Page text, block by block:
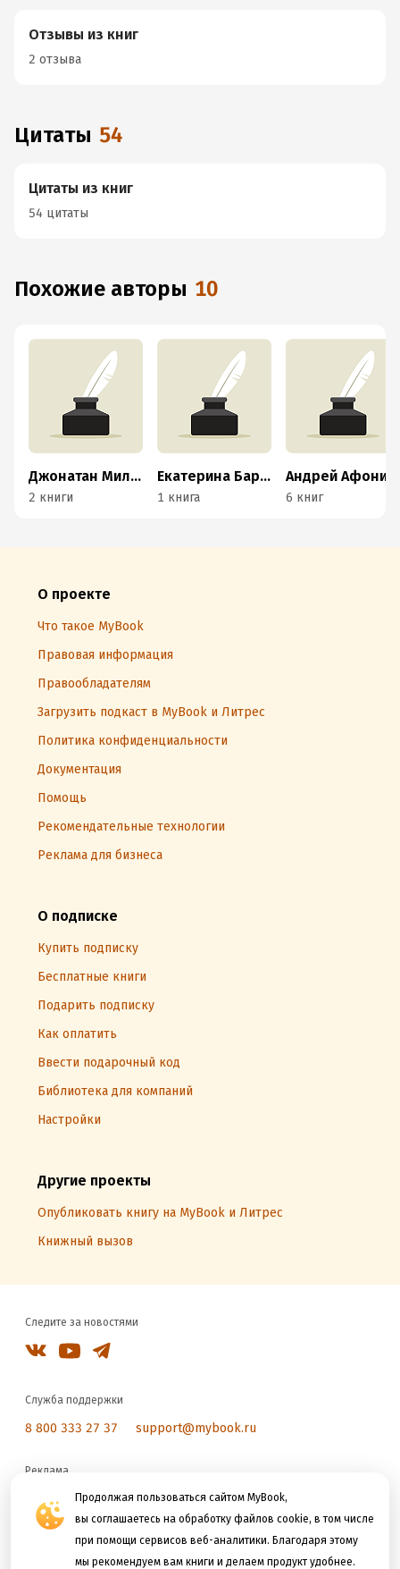
Продолжая пользоваться сайтом MyBook,
вы соглашаетесь на обработку файлов cookie, в том числе
при помощи сервисов веб-аналитики. Благодаря этому
мы рекомендуем вам книги и делаем продукт удобнее.
Отзывы из книг
2 отзыва
Цитаты 54
Цитаты из книг
54 цитаты
Похожие авторы 10
Джонатан Миллер
2 книги
Екатерина Баркова
1 книга
Андрей Афонин
6 книг
О проекте
Что такое MyBook
Правовая информация
Правообладателям
Загрузить подкаст в MyBook и Литрес
Политика конфиденциальности
Документация
Помощь
Рекомендательные технологии
Реклама для бизнеса
О подписке
Купить подписку
Бесплатные книги
Подарить подписку
Как оплатить
Ввести подарочный код
Библиотека для компаний
Настройки
Другие проекты
Опубликовать книгу на MyBook и Литрес
Книжный вызов
Следите за новостями
Служба поддержки
8 800 333 27 37 support@mybook.ru
Реклама
reklama@litres.ru
Мы принимаем к оплате